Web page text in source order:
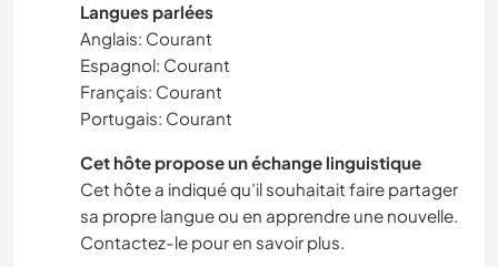
Langues parlées
Anglais: Courant
Espagnol: Courant
Français: Courant
Portugais: Courant
Cet hôte propose un échange linguistique
Cet hôte a indiqué qu’il souhaitait faire partager
sa propre langue ou en apprendre une nouvelle.
Contactez-le pour en savoir plus.